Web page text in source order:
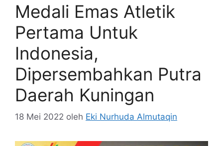
Medali Emas Atletik
Pertama Untuk
Indonesia,
Dipersembahkan Putra
Daerah Kuningan
18 Mei 2022 oleh Eki Nurhuda Almutaqin